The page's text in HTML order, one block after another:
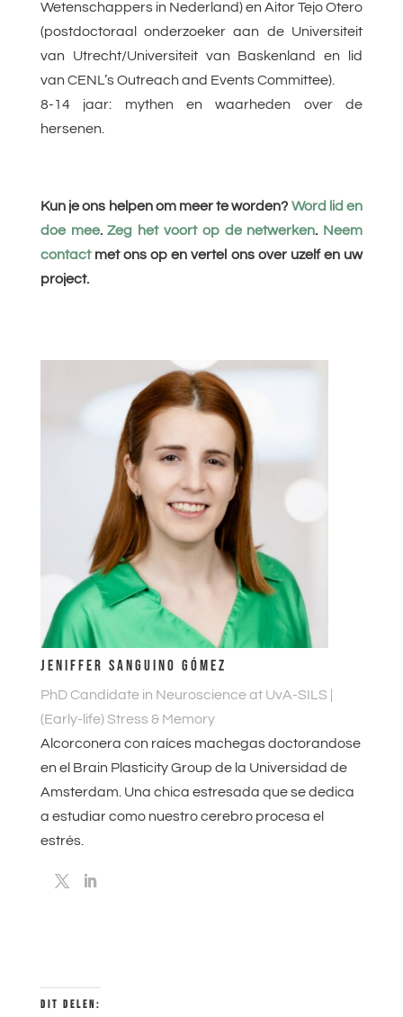
Wetenschappers in Nederland) en Aitor Tejo Otero
(postdoctoraal onderzoeker aan de Universiteit
van Utrecht/Universiteit van Baskenland en lid
van CENL’s Outreach and Events Committee).
8-14 jaar: mythen en waarheden over de
hersenen.
Kun je ons helpen om meer te worden? Word lid en
doe mee.Zeg het voort op de netwerken. Neem
contactmet ons op en vertel ons over uzelf en uw
project.
JENIFFER SANGUINO GÓMEZ
PhD Candidate in Neuroscience at UvA-SILS |
(Early-life) Stress & Memory
Alcorconera con raíces machegas doctorandose
en el Brain Plasticity Group de la Universidad de
Amsterdam. Una chica estresada que se dedica
a estudiar como nuestro cerebro procesa el
estrés.
DIT DELEN: